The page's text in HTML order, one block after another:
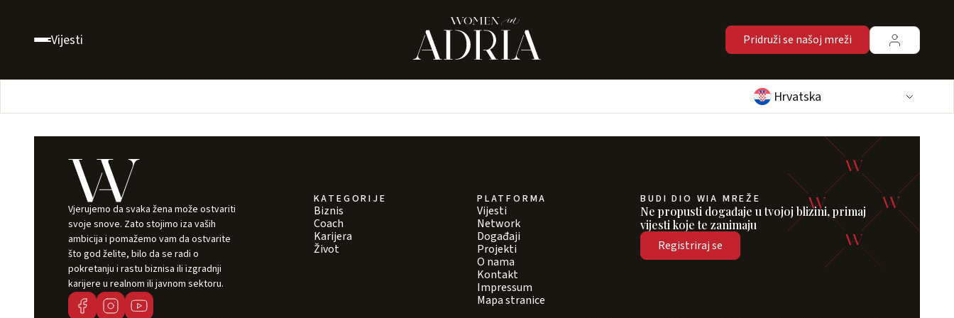
Vijesti Pridruži se našoj mreži
Hrvatska
Vjerujemo da svaka žena može ostvariti
svoje snove. Zato stojimo iza vaših
ambicija i pomažemo vam da ostvarite
što god želite, bilo da se radi o
pokretanju i rastu biznisa ili izgradnji
karijere u realnom ili javnom sektoru.
KATEGORIJE
Biznis
Coach
Karijera
Život
PLATFORMA
Vijesti
Network
Događaji
Projekti
O nama
Kontakt
Impressum
Mapa stranice
BUDI DIO WIA MREŽE
Ne propusti događaje u tvojoj blizini, primaj
vijesti koje te zanimaju
Registriraj se